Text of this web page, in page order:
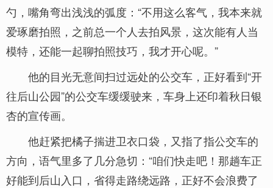
勺，嘴角弯出浅浅的弧度：“不用这么客气，我本来就
爱琢磨拍照，之前总一个人去拍风景，这次能有人当
模特，还能一起聊拍照技巧，我才开心呢。”
他的目光无意间扫过远处的公交车，正好看到“开
往后山公园”的公交车缓缓驶来，车身上还印着秋日银
杏的宣传画。
他赶紧把橘子揣进卫衣口袋，又指了指公交车的
方向，语气里多了几分急切：“咱们快走吧！那趟车正
好能到后山入口，省得走路绕远路，正好不会浪费了